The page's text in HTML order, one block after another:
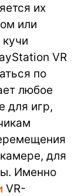
их
или
VR
по
любое
для игр,
для
Именно
VR-